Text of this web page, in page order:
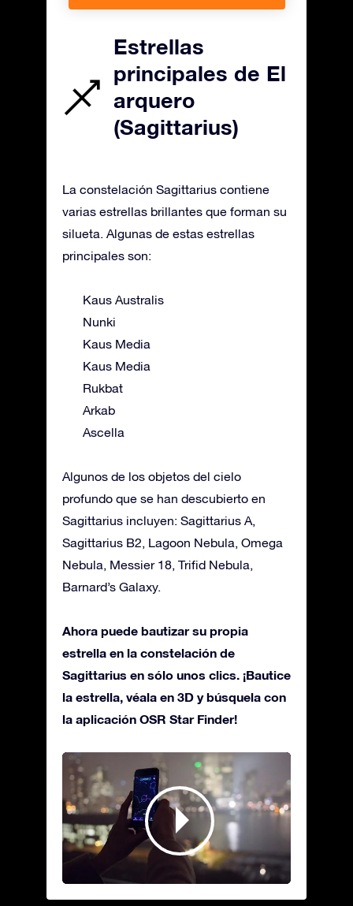
Estrellas
principales de El
arquero
(Sagittarius)
La constelación Sagittarius contiene
varias estrellas brillantes que forman su
silueta. Algunas de estas estrellas
principales son:
Kaus Australis
Nunki
Kaus Media
Kaus Media
Rukbat
Arkab
Ascella
Algunos de los objetos del cielo
profundo que se han descubierto en
Sagittarius incluyen: Sagittarius A,
Sagittarius B2, Lagoon Nebula, Omega
Nebula, Messier 18, Trifid Nebula,
Barnard’s Galaxy.
Ahora puede bautizar su propia
estrella en la constelación de
Sagittarius en sólo unos clics. ¡Bautice
la estrella, véala en 3D y búsquela con
la aplicación OSR Star Finder!